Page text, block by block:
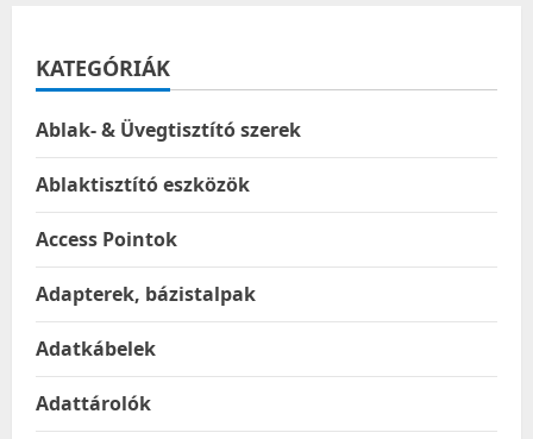
KATEGÓRIÁK
Ablak- & Üvegtisztító szerek
Ablaktisztító eszközök
Access Pointok
Adapterek, bázistalpak
Adatkábelek
Adattárolók